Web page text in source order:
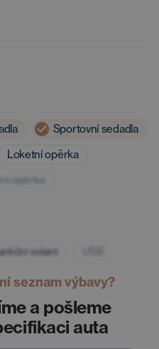
Sportovní sedadla
Loketní opěrka
opěrka
volant
seznam výbavy?
a pošleme
auta